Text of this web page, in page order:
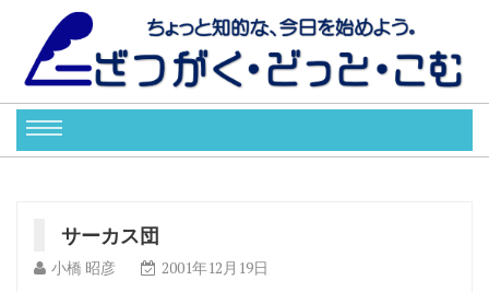
サーカス団
小橋 昭彦 2001年12月19日